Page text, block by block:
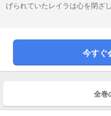
げられていたレイラは心を閉ざ
打ちについに限界を迎えたあ
った力が宝石のように輝きだす
売り「氷のようだと蔑まれた宝
行本版です】■【収録内容】「
お気に入り」１話～５話電子単
今すぐ
全巻